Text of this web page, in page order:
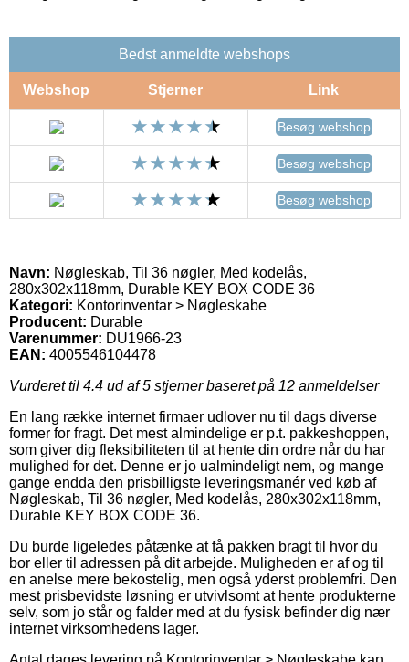
Bedst anmeldte webshops
Webshop Stjerner Link
Besøg webshop
Besøg webshop
Besøg webshop
Navn: Nøgleskab, Til 36 nøgler, Med kodelås,
280x302x118mm, Durable KEY BOX CODE 36
Kategori: Kontorinventar > Nøgleskabe
Producent: Durable
Varenummer: DU1966-23
EAN: 4005546104478
Vurderet til 4.4 ud af 5 stjerner baseret på 12 anmeldelser
En lang række internet firmaer udlover nu til dags diverse
former for fragt. Det mest almindelige er p.t. pakkeshoppen,
som giver dig fleksibiliteten til at hente din ordre når du har
mulighed for det. Denne er jo ualmindeligt nem, og mange
gange endda den prisbilligste leveringsmanér ved køb af
Nøgleskab, Til 36 nøgler, Med kodelås, 280x302x118mm,
Durable KEY BOX CODE 36.
Du burde ligeledes påtænke at få pakken bragt til hvor du
bor eller til adressen på dit arbejde. Muligheden er af og til
en anelse mere bekostelig, men også yderst problemfri. Den
mest prisbevidste løsning er utvivlsomt at hente produkterne
selv, som jo står og falder med at du fysisk befinder dig nær
internet virksomhedens lager.